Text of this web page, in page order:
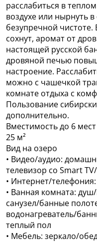
расслабиться в
воздухе или нырнуть
безупречной чистоте.
сохнут, аромат от
настоящей русской
дровяной печью
настроение.
можно с чашечкой
комнате отдыха с
Пользование
дополнительно.
Вместимость до 6 мест
25 м²
Вид на озеро
• Видео/аудио:
телевизор со Smart
• Интернет/
• Ванная комната:
санузел/банные
водонагреватель/
теплый пол
• Мебель: зеркало/